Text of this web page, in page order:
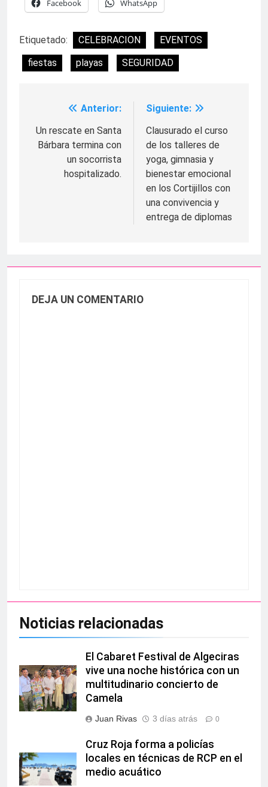
Facebook WhatsApp
Etiquetado: CELEBRACION
EVENTOS
fiestas
playas SEGURIDAD
Navegación
de
entradas
Anterior:
Un rescate en Santa
Bárbara termina con
un socorrista
hospitalizado.
Siguiente:
Clausurado el curso
de los talleres de
yoga, gimnasia y
bienestar emocional
en los Cortijillos con
una convivencia y
entrega de diplomas
DEJA UN COMENTARIO
Noticias relacionadas
El Cabaret Festival de Algeciras
vive una noche histórica con un
multitudinario concierto de
Camela
Juan Rivas 3 días atrás 0
Cruz Roja forma a policías
locales en técnicas de RCP en el
medio acuático